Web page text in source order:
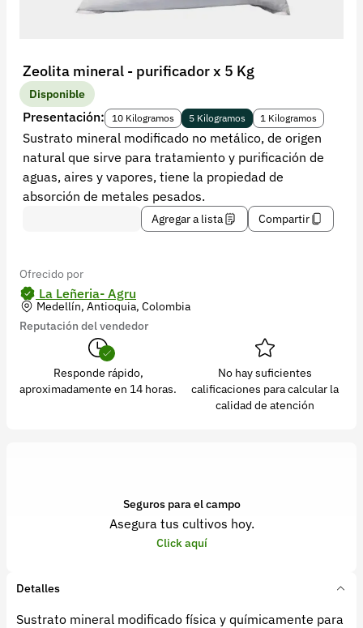
Zeolita mineral - purificador x 5 Kg
Disponible
Presentación: 10 Kilogramos 5 Kilogramos 1 Kilogramos
Sustrato mineral modificado no metálico, de origen
natural que sirve para tratamiento y purificación de
aguas, aires y vapores, tiene la propiedad de
absorción de metales pesados.
Agregar a lista Compartir
Ofrecido por
La Leñeria- Agru
Medellín, Antioquia, Colombia
Reputación del vendedor
Responde rápido,
aproximadamente en 14 horas.
No hay suficientes
calificaciones para calcular la
calidad de atención
Seguros para el campo
Asegura tus cultivos hoy.
Click aquí
Detalles
Sustrato mineral modificado física y químicamente para
Recuperar contraseña
Contacto
Soporte
+57 323 2931928
contacto@croper.com
© 2026 Croper.com Todos los derechos reservados
Síguenos